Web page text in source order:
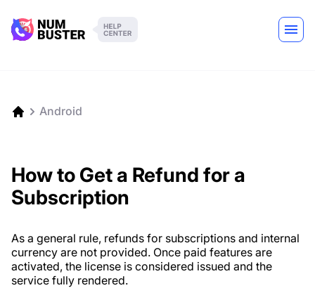
Android
How to Get a Refund for a
Subscription
As a general rule, refunds for subscriptions and internal
currency are not provided. Once paid features are
activated, the license is considered issued and the
service fully rendered.